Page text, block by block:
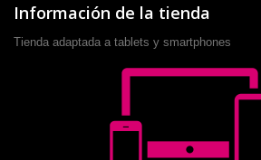
Información de la tienda
Tienda adaptada a tablets y smartphones